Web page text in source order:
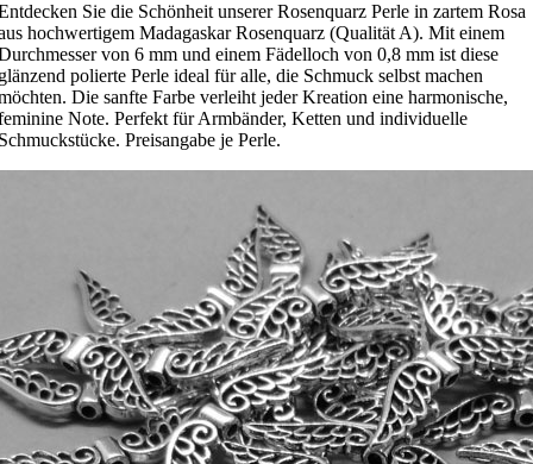
Sie die Schönheit unserer Rosenquarz Perle in zartem Rosa
hochwertigem Madagaskar Rosenquarz (Qualität A). Mit einem
von 6 mm und einem Fädelloch von 0,8 mm ist diese
polierte Perle ideal für alle, die Schmuck selbst machen
Die sanfte Farbe verleiht jeder Kreation eine harmonische,
Note. Perfekt für Armbänder, Ketten und individuelle
Preisangabe je Perle.